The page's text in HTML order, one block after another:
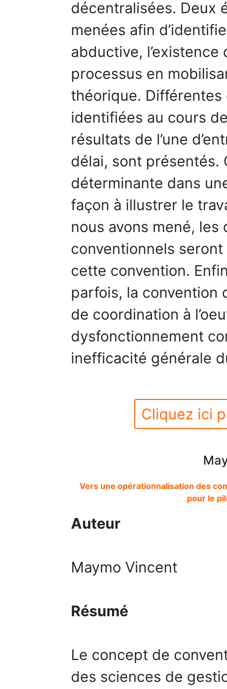
décentralisées. Deux
menées afin
abductive,
processus en
théorique.
identifiées au cours
résultats de l’une
délai, sont présentés.
déterminante dans
façon à illustrer le
nous avons mené,
conventionnels
cette convention.
parfois, la convention
de coordination à
dysfonctionnement
inefficacité générale
Cliquez ici
Vers une opérationnalisation des
pour le
Auteur
Maymo Vincent
Résumé
Le concept de
des sciences de